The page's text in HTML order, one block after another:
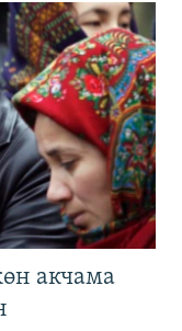
акчама